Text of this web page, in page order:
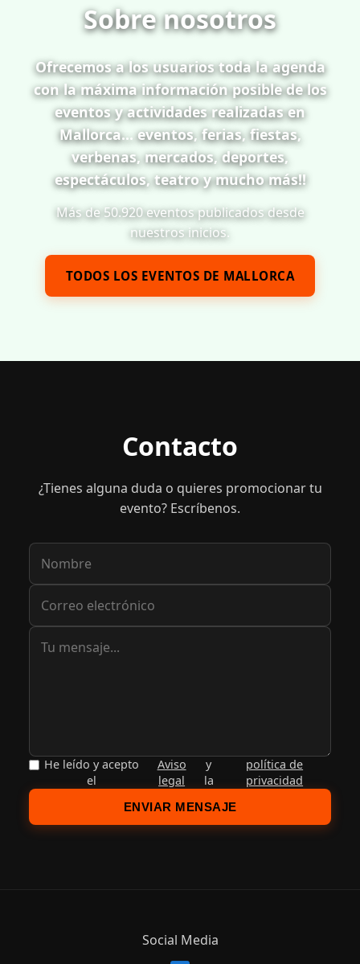
Sobre nosotros
Ofrecemos a los usuarios toda la agenda
con la máxima información posible de los
eventos y actividades realizadas en
Mallorca... eventos, ferias, fiestas,
verbenas, mercados, deportes,
espectáculos, teatro y mucho más!!
Más de 50.920 eventos publicados desde
nuestros inicios.
TODOS LOS EVENTOS DE MALLORCA
Contacto
¿Tienes alguna duda o quieres promocionar tu
evento? Escríbenos.
He leído y acepto
el
Aviso
legal
y
la
política de
privacidad
ENVIAR MENSAJE
Social Media